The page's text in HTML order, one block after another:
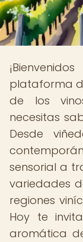
plataforma
de los
necesitas
Desde
sensorial a
variedades
regiones
Hoy te
aromática